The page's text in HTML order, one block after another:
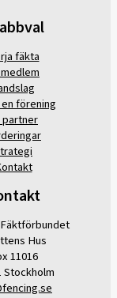
fäkta
förening
partner
Hus
11016
Stockholm